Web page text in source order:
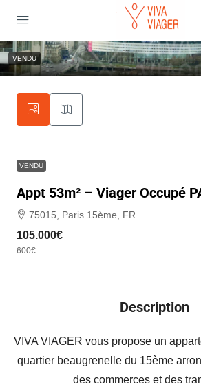
VENDU
VENDU
Appt 53m² – Viager Occupé
75015, Paris 15ème, FR
105.000€
600€
Description
VIVA VIAGER vous propose un
quartier beaugrenelle du 15ème
des commerces et des